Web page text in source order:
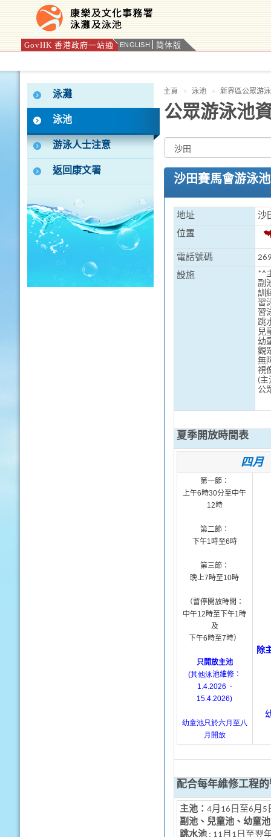
GovHK 香港政府一站通 ENGLISH 简体版
按“Tab”進入菜單
泳灘
泳池
游泳人士注意
返回康文署
主頁 泳池 新界區公眾游
公眾游泳池
沙田賽馬會游泳池
地址
沙
位置
電話號碼
設施
*^
副
訓
習
習
跳
兒
幼
觀
無
視
(主
公
夏季開放時間表
四月
第一節：
上午6時30分至中午
12時
第二節：
下午1時至6時
第三節：
晚上7時至10時
（暫停開放時間：
中午12時至下午1時
及
下午6時至7時）
只開放主池
(其他泳池維修：
1.4.2026 -
15.4.2026)
幼童池只於六月至八
月開放
除
配合每年維修工程
主池： 4月16日至6月5
副池、兒童池、幼童
跳水池: 11月1日至翌